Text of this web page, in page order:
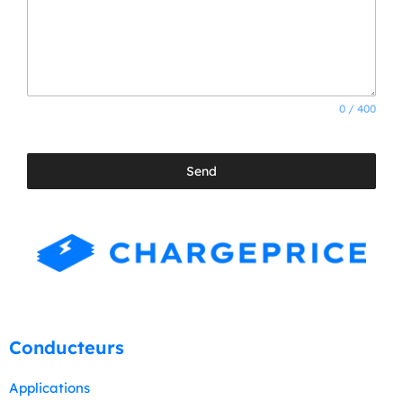
0 / 400
Send
Conducteurs
Applications